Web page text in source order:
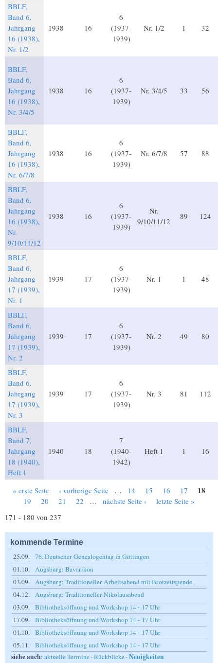
BBLF,
Band 6,
Jahrgang
16 (1938),
Nr. 1/2
1938 16
6
(1937-
1939)
Nr. 1/2 1 32
BBLF,
Band 6,
Jahrgang
16 (1938),
Nr. 3/4/5
1938 16
6
(1937-
1939)
Nr. 3/4/5 33 56
BBLF,
Band 6,
Jahrgang
16 (1938),
Nr. 6/7/8
1938 16
6
(1937-
1939)
Nr. 6/7/8 57 88
BBLF,
Band 6,
Jahrgang
16 (1938),
Nr.
9/10/11/12
1938 16
6
(1937-
1939)
Nr.
9/10/11/12
89 124
BBLF,
Band 6,
Jahrgang
17 (1939),
Nr. 1
1939 17
6
(1937-
1939)
Nr. 1 1 48
BBLF,
Band 6,
Jahrgang
17 (1939),
Nr. 2
1939 17
6
(1937-
1939)
Nr. 2 49 80
BBLF,
Band 6,
Jahrgang
17 (1939),
Nr. 3
1939 17
6
(1937-
1939)
Nr. 3 81 112
BBLF,
Band 7,
Jahrgang
18 (1940),
Heft 1
1940 18
7
(1940-
1942)
Heft 1 1 16
Seiten
« erste Seite ‹ vorherige Seite … 14 15 16 17 18
19 20 21 22 … nächste Seite ›
letzte Seite »
171 - 180 von 237
kommende Termine
25.09.
76. Deutscher Genealogentag in Göttingen
01.10.
Augsburg: Bavarikon
03.09.
Augsburg: Traditioneller Arbeitsabend mit Brotzeitspende
04.12.
Augsburg: Traditioneller Nikolausabend
03.09.
Bibliotheksöffnung und Workshop 14 - 17 Uhr
17.09.
Bibliotheksöffnung und Workshop 14 - 17 Uhr
01.10.
Bibliotheksöffnung und Workshop 14 - 17 Uhr
05.11.
Bibliotheksöffnung und Workshop 14 - 17 Uhr
siehe auch: aktuelle Termine ·Rückblicke ·Neuigkeiten